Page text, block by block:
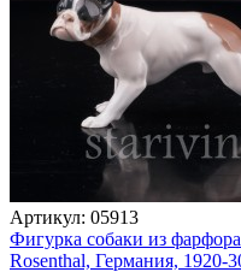
Артикул: 05913
Фигурка собаки из
Rosenthal, Германия, 1920-